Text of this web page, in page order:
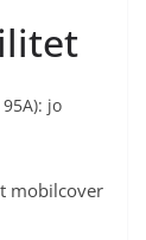
jo
mobilcover